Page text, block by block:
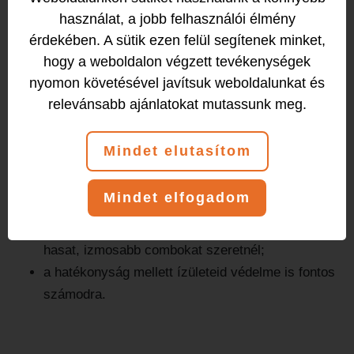
Aerobic jellegű óra.
A test izmait tetőtől talpig végigdolgoztatjuk
különféle eszközökkel, (gumikötél, súlyzó, steppad,
x-co) kevéssé dinamikus, könnyen elsajátítható
gyakorlatokkal.
Gyere el, ha
feszesebb, tónusosabb izmokra vágysz;
hasat, izmosabb combokat szeretnél;
a hatékonyság mellett ízületeid védelme is fontos
számodra.
használat, a jobb felhasználói élmény
érdekében. A sütik ezen felül segítenek minket,
hogy a weboldalon végzett tevékenységek
nyomon követésével javítsuk weboldalunkat és
relevánsabb ajánlatokat mutassunk meg.
Mindet elutasítom
Mindet elfogadom